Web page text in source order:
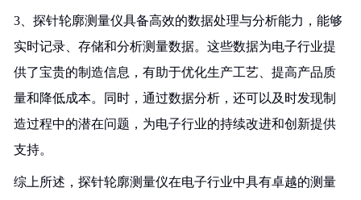
3、探针轮廓测量仪具备高效的数据处理与分析能力，能够
实时记录、存储和分析测量数据。这些数据为电子行业提
供了宝贵的制造信息，有助于优化生产工艺、提高产品质
量和降低成本。同时，通过数据分析，还可以及时发现制
造过程中的潜在问题，为电子行业的持续改进和创新提供
支持。
综上所述，探针轮廓测量仪在电子行业中具有卓越的测量